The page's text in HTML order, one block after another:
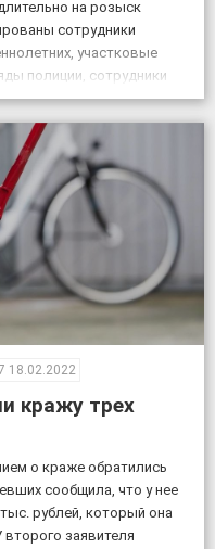
на розыск
сотрудники
участковые
полиции, сотрудники
уголовного розыска.
кинолога […]
18.02.2022
кражу трех
о краже обратились
сообщила, что у нее
рублей, который она
заявителя